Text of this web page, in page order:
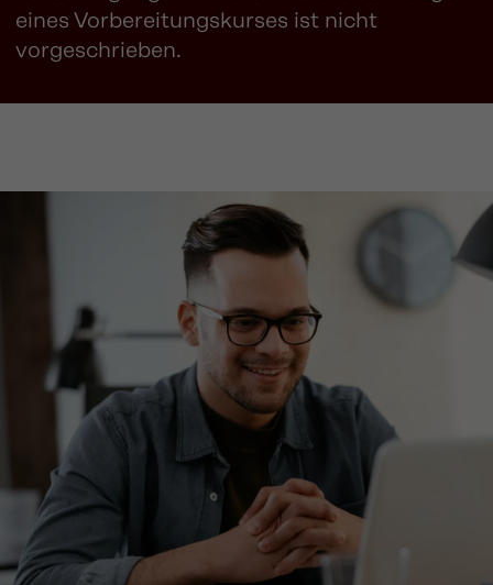
eines Vorbereitungskurses ist nicht
vorgeschrieben.